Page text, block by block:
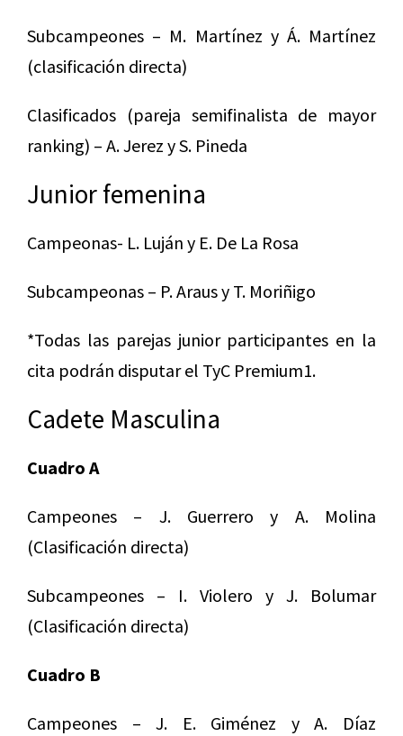
Subcampeones – M. Martínez y Á. Martínez
(clasificación directa)
Clasificados (pareja semifinalista de mayor
ranking) – A. Jerez y S. Pineda
Junior femenina
Campeonas- L. Luján y E. De La Rosa
Subcampeonas – P. Araus y T. Moriñigo
*Todas las parejas junior participantes en la
cita podrán disputar el TyC Premium1.
Cadete Masculina
Cuadro A
Campeones – J. Guerrero y A. Molina
(Clasificación directa)
Subcampeones – I. Violero y J. Bolumar
(Clasificación directa)
Cuadro B
Campeones – J. E. Giménez y A. Díaz